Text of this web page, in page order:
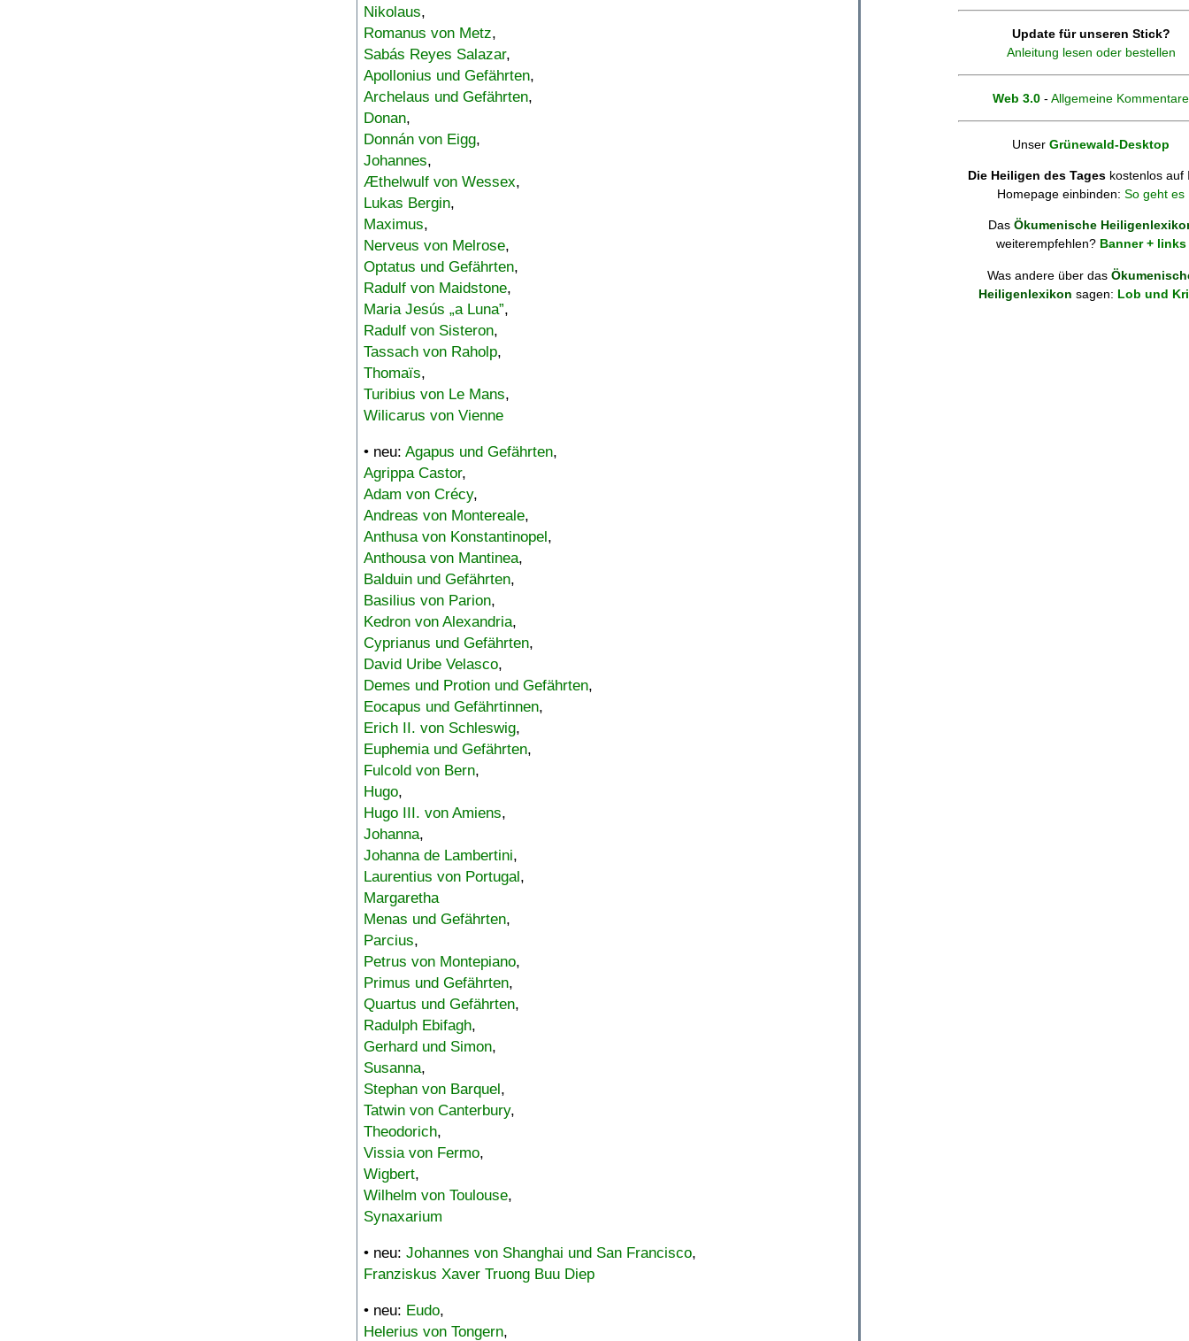
Nikolaus,
Romanus von Metz,
Sabás Reyes Salazar,
Apollonius und Gefährten,
Archelaus und Gefährten,
Donan,
Donnán von Eigg,
Johannes,
Æthelwulf von Wessex,
Lukas Bergin,
Maximus,
Nerveus von Melrose,
Optatus und Gefährten,
Radulf von Maidstone,
Maria Jesús „a Luna”,
Radulf von Sisteron,
Tassach von Raholp,
Thomaïs,
Turibius von Le Mans,
Wilicarus von Vienne
• neu: Agapus und Gefährten,
Agrippa Castor,
Adam von Crécy,
Andreas von Montereale,
Anthusa von Konstantinopel,
Anthousa von Mantinea,
Balduin und Gefährten,
Basilius von Parion,
Kedron von Alexandria,
Cyprianus und Gefährten,
David Uribe Velasco,
Demes und Protion und Gefährten,
Eocapus und Gefährtinnen,
Erich II. von Schleswig,
Euphemia und Gefährten,
Fulcold von Bern,
Hugo,
Hugo III. von Amiens,
Johanna,
Johanna de Lambertini,
Laurentius von Portugal,
Margaretha
Menas und Gefährten,
Parcius,
Petrus von Montepiano,
Primus und Gefährten,
Quartus und Gefährten,
Radulph Ebifagh,
Gerhard und Simon,
Susanna,
Stephan von Barquel,
Tatwin von Canterbury,
Theodorich,
Vissia von Fermo,
Wigbert,
Wilhelm von Toulouse,
Synaxarium
• neu: Johannes von Shanghai und San Francisco,
Franziskus Xaver Truong Buu Diep
• neu: Eudo,
Helerius von Tongern,
Update für unseren Stick?
Anleitung lesen oder bestellen
Web 3.0 - Allgemeine Kommentare
Unser Grünewald-Desktop
Die Heiligen des Tages kostenlos auf
Homepage einbinden: So geht es
Das Ökumenische
weiterempfehlen? Banner + links
Was andere über das
Heiligenlexikon sagen: Lob und